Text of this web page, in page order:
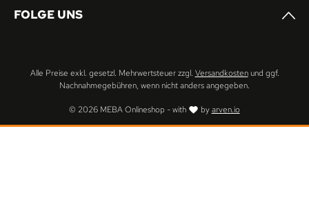
FOLGE UNS
© 2026 MEBA Onlineshop - with byarven.io
Alle Preise exkl. gesetzl. Mehrwertsteuer zzgl. Versandkostenund ggf.
Nachnahmegebühren, wenn nicht anders angegeben.